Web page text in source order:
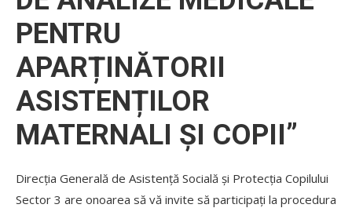
PENTRU
APARȚINĂTORII
ASISTENȚILOR
MATERNALI ȘI COPII”
Direcția Generală de Asistență Socială și Protecția Copilului
Sector 3 are onoarea să vă invite să participați la procedura